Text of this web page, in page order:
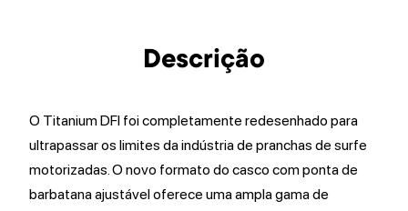
Descrição
O Titanium DFI foi completamente redesenhado para
ultrapassar os limites da indústria de pranchas de surfe
motorizadas. O novo formato do casco com ponta de
barbatana ajustável oferece uma ampla gama de